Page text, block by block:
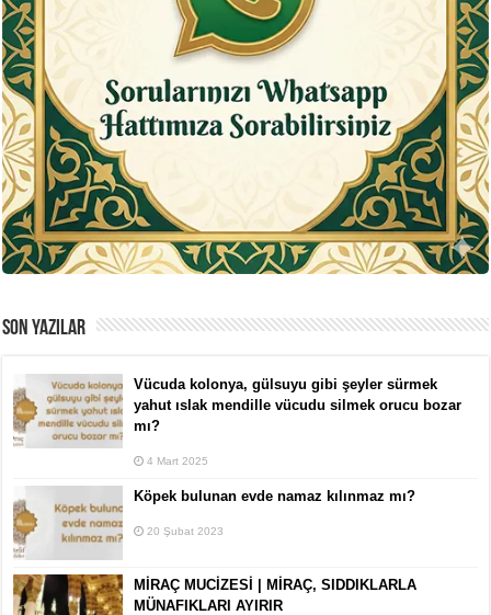
SON YAZILAR
Vücuda kolonya, gülsuyu gibi şeyler sürmek
yahut ıslak mendille vücudu silmek orucu bozar
mı?
4 Mart 2025
Köpek bulunan evde namaz kılınmaz mı?
20 Şubat 2023
MİRAÇ MUCİZESİ | MİRAÇ, SIDDIKLARLA
MÜNAFIKLARI AYIRIR